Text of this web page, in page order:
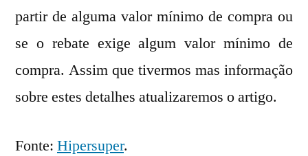
partir de alguma valor mínimo de compra ou
se o rebate exige algum valor mínimo de
compra. Assim que tivermos mas informação
sobre estes detalhes atualizaremos o artigo.
Fonte: Hipersuper.